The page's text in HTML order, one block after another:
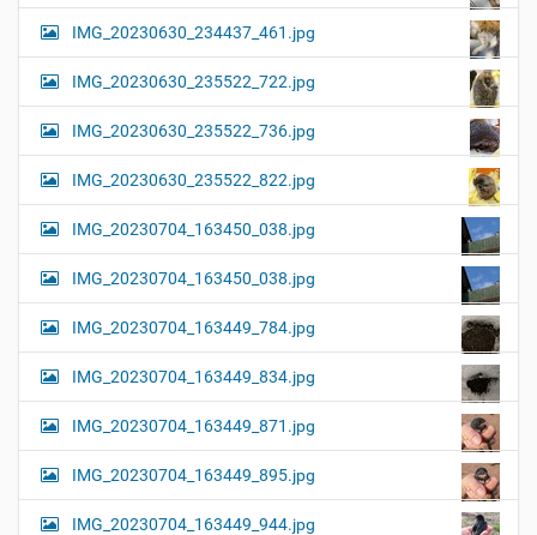
IMG_20230630_234437_461.jpg
IMG_20230630_235522_722.jpg
IMG_20230630_235522_736.jpg
IMG_20230630_235522_822.jpg
IMG_20230704_163450_038.jpg
IMG_20230704_163450_038.jpg
IMG_20230704_163449_784.jpg
IMG_20230704_163449_834.jpg
IMG_20230704_163449_871.jpg
IMG_20230704_163449_895.jpg
IMG_20230704_163449_944.jpg